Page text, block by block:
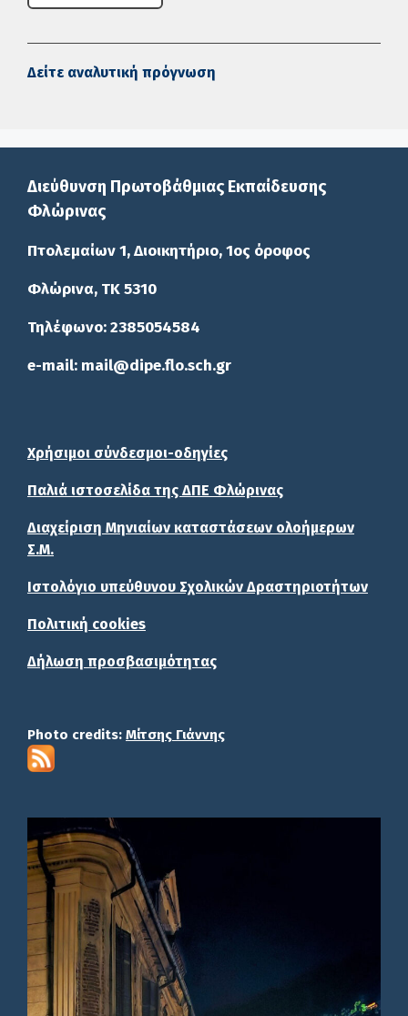
Δείτε αναλυτική πρόγνωση
Διεύθυνση Πρωτοβάθμιας Εκπαίδευσης
Φλώρινας
Πτολεμαίων 1, Διοικητήριο, 1ος όροφος
Φλώρινα, ΤΚ 5310
Τηλέφωνο: 2385054584
e-mail: mail@dipe.flo.sch.gr
Χρήσιμοι σύνδεσμοι-οδηγίες
Παλιά ιστοσελίδα της ΔΠΕ Φλώρινας
Διαχείριση Μηνιαίων καταστάσεων ολοήμερων
Σ.Μ.
Ιστολόγιο υπεύθυνου Σχολικών Δραστηριοτήτων
Πολιτική cookies
Δήλωση προσβασιμότητας
Photo credits: Μίτσης Γιάννης